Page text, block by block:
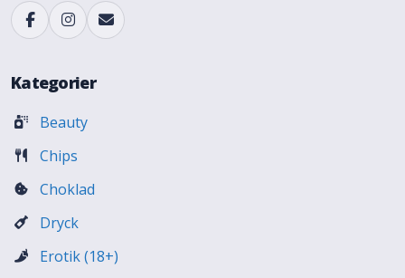
Kategorier
Beauty
Chips
Choklad
Dryck
Erotik (18+)